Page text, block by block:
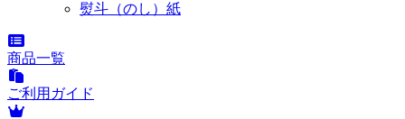
熨斗（のし）紙
商品一覧
ご利用ガイド